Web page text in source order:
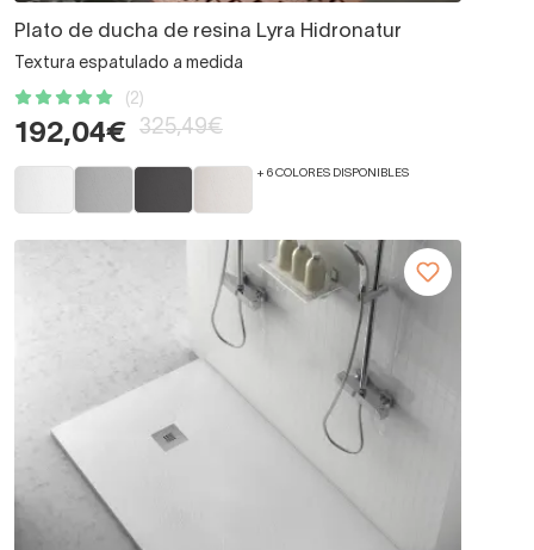
Plato de ducha de resina Lyra Hidronatur
Textura espatulado a medida
(2)
192,04€ 325,49€
+ 6 COLORES DISPONIBLES